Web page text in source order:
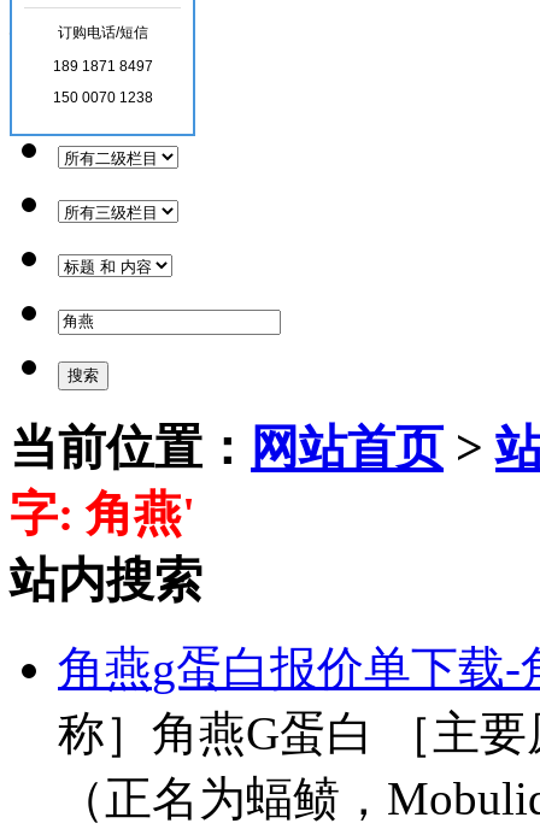
站内搜索
当前位置： 网站首页>
字: 角燕'
站内搜索
角燕g蛋白报价单下载-
称］ 角燕G蛋白 ［主
（正名为蝠鲼，
订购电话/短信
189 1871 8497
150 0070 1238